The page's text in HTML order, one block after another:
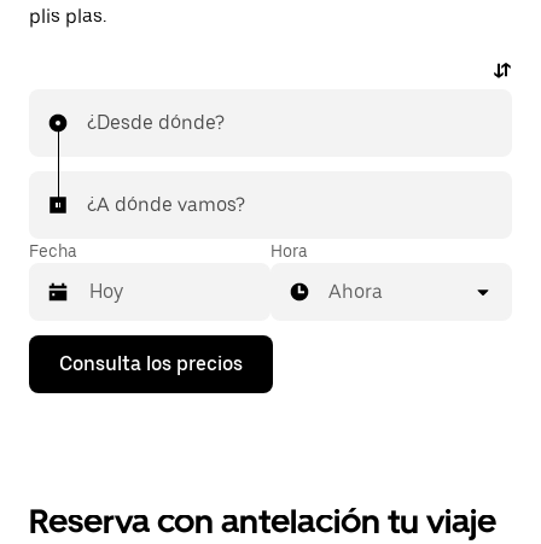
plis plas.
¿Desde dónde?
¿A dónde vamos?
Fecha
Pulsa
flecha
calendario
Hora
Ahora
Consulta los precios
Reserva con antelación tu viaje